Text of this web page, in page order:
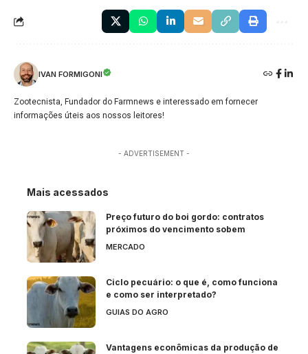
IVAN FORMIGONI
Zootecnista, Fundador do Farmnews e interessado em fornecer
informações úteis aos nossos leitores!
- ADVERTISEMENT -
Mais acessados
Preço futuro do boi gordo: contratos
próximos do vencimento sobem
MERCADO
Ciclo pecuário: o que é, como funciona
e como ser interpretado?
GUIAS DO AGRO
Vantagens econômicas da produção de